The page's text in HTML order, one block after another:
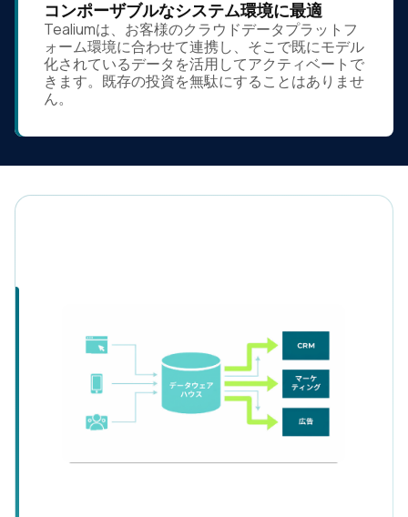
コンポーザブルなシステム環境に最適
Tealiumは、お客様のクラウドデータプラットフ
ォーム環境に合わせて連携し、そこで既にモデル
化されているデータを活用してアクティベートで
きます。既存の投資を無駄にすることはありませ
ん。